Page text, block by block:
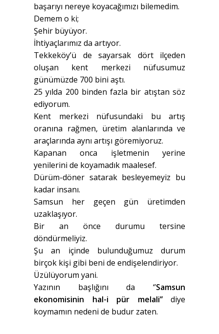
başarıyı nereye koyacağımızı bilemedim.
Demem o ki;
Şehir büyüyor.
İhtiyaçlarımız da artıyor.
Tekkeköy’ü de sayarsak dört ilçeden
oluşan kent merkezi nüfusumuz
günümüzde 700 bini aştı.
25 yılda 200 binden fazla bir atıştan söz
ediyorum.
Kent merkezi nüfusundaki bu artış
oranına rağmen, üretim alanlarında ve
araçlarında aynı artışı göremiyoruz.
Kapanan onca işletmenin yerine
yenilerini de koyamadık maalesef.
Dürüm-döner satarak besleyemeyiz bu
kadar insanı.
Samsun her geçen gün üretimden
uzaklaşıyor.
Bir an önce durumu tersine
döndürmeliyiz.
Şu an içinde bulunduğumuz durum
birçok kişi gibi beni de endişelendiriyor.
Üzülüyorum yani.
Yazının başlığını da ‘’Samsun
ekonomisinin hal-i pür melali’’diye
koymamın nedeni de budur zaten.